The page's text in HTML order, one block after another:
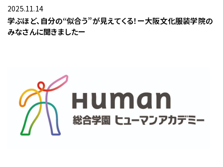
2025.11.14
学ぶほど、自分の“似合う”が見えてくる！ー大阪文化服装学院の
みなさんに聞きましたー